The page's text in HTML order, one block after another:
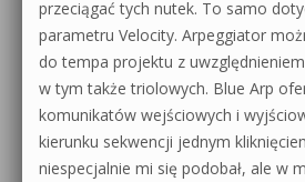
przeciągać tych nutek. To samo
parametru Velocity. Arpeggiator
do tempa projektu z
w tym także triolowych. Blue Arp
komunikatów wejściowych i
kierunku sekwencji jednym
niespecjalnie mi się podobał, ale w